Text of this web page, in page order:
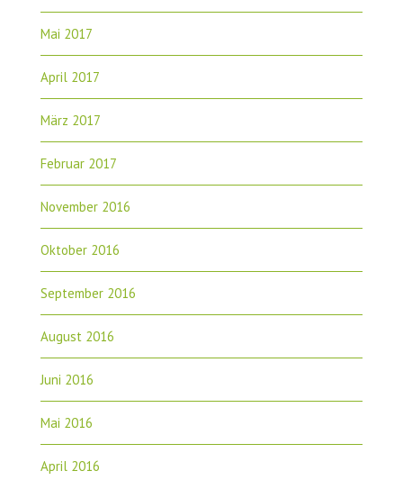
Mai 2017
April 2017
März 2017
Februar 2017
November 2016
Oktober 2016
September 2016
August 2016
Juni 2016
Mai 2016
April 2016